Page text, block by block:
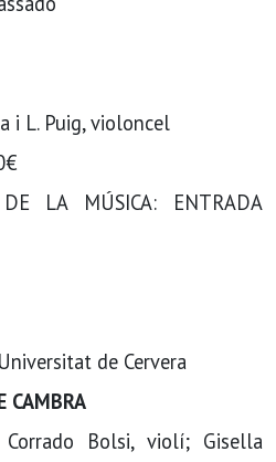
i L. Puig, violoncel
DE LA MÚSICA: ENTRADA
de Cervera
CAMBRA
Bolsi, violí; Gisella